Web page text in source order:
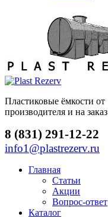
Пластиковые ёмкости от
производителя и на заказ
8 (831) 291-12-22
info1@plastrezerv.ru
Главная
Статьи
Акции
Вопрос-ответ
Каталог